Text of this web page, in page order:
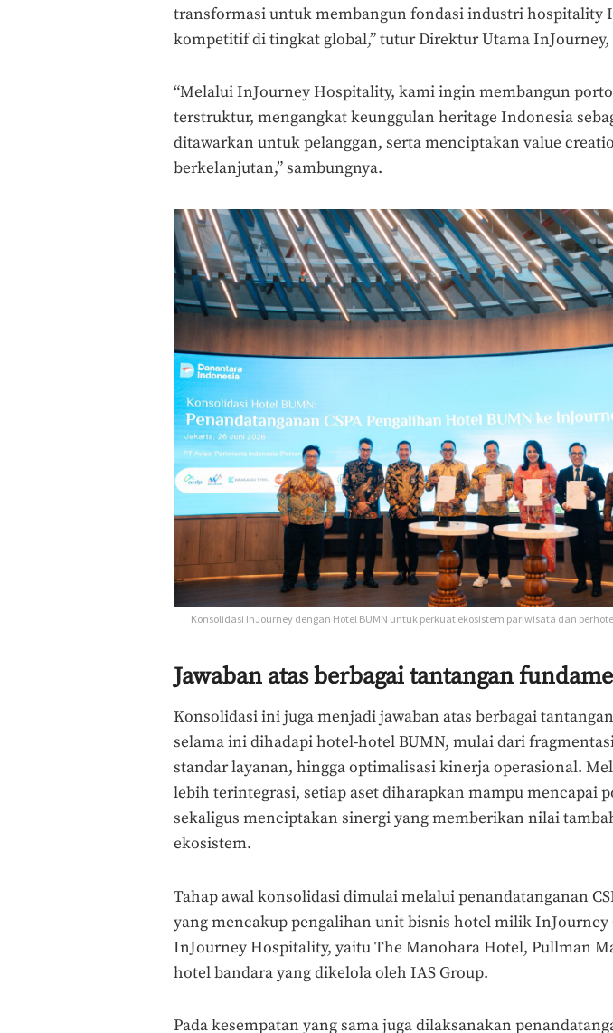
transformasi untuk membangun fondasi industri hospitality
kompetitif di tingkat global,”tutur Direktur Utama InJourney,
“Melalui InJourney Hospitality, kami ingin membangun
terstruktur, mengangkat keunggulan heritage Indonesia
ditawarkan untuk pelanggan, serta menciptakan value
berkelanjutan,” sambungnya.
Konsolidasi InJourney dengan Hotel BUMN untuk perkuat ekosistem pariwisata dan
Jawaban atas berbagai tantangan
Konsolidasi ini juga menjadi jawaban atas berbagai
selama ini dihadapi hotel-hotel BUMN, mulai dari
standar layanan, hingga optimalisasi kinerja operasional.
lebih terintegrasi, setiap aset diharapkan mampu mencapai
sekaligus menciptakan sinergi yang memberikan nilai
ekosistem.
Tahap awal konsolidasi dimulai melalui penandatanganan
yang mencakup pengalihan unit bisnis hotel milik InJourney
InJourney Hospitality, yaitu The Manohara Hotel, Pullman
hotel bandara yang dikelola oleh IAS Group.
Pada kesempatan yang sama juga dilaksanakan